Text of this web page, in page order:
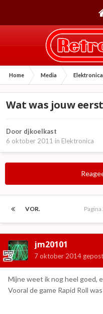
Home Media Elektronica
Wat was jouw
Door djkoelkast
6 oktober 2011 in Elektronica
VOR. Pagina
jm20101
7 oktober 2014 gepost
Mijne weet ik nog heel goed,
Vooral de game Rapid Roll